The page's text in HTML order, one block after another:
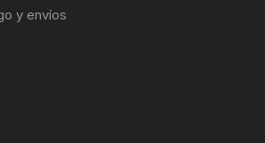
y envíos